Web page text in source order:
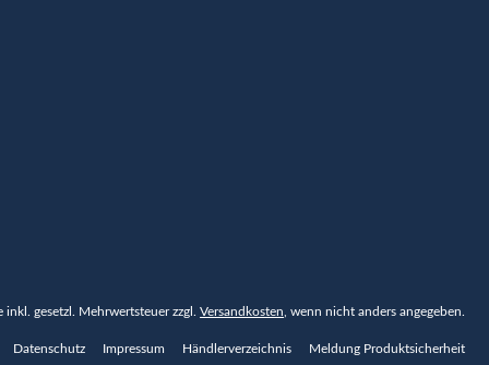
inkl. gesetzl. Mehrwertsteuer zzgl. Versandkosten , wenn nicht anders angegeben.
Datenschutz Impressum Händlerverzeichnis Meldung Produktsicherheit